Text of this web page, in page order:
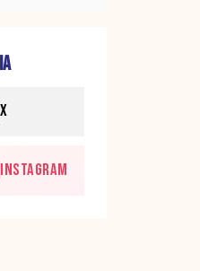
X
INSTAGRAM